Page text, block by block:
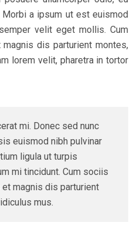
a ipsum ut est euismod
velit eget mollis. Cum
dis parturient montes,
lorem velit, pharetra in tortor
mi. Donec sed nunc
euismod nibh pulvinar
ligula ut turpis
mi tincidunt. Cum sociis
magnis dis parturient
mus.